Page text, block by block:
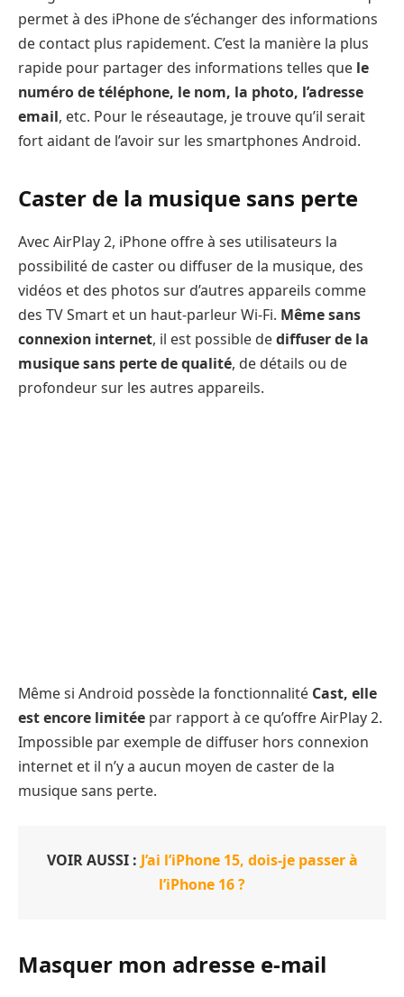
permet à des iPhone de s’échanger des informations
de contact plus rapidement. C’est la manière la plus
rapide pour partager des informations telles que le
numéro de téléphone, le nom, la photo, l’adresse
email, etc. Pour le réseautage, je trouve qu’il serait
fort aidant de l’avoir sur les smartphones Android.
Caster de la musique sans perte
Avec AirPlay 2, iPhone offre à ses utilisateurs la
possibilité de caster ou diffuser de la musique, des
vidéos et des photos sur d’autres appareils comme
des TV Smart et un haut-parleur Wi-Fi. Même sans
connexion internet, il est possible dediffuser de la
musique sans perte de qualité, de détails ou de
profondeur sur les autres appareils.
Même si Android possède la fonctionnalité Cast, elle
est encore limitée par rapport à ce qu’offre AirPlay 2.
Impossible par exemple de diffuser hors connexion
internet et il n’y a aucun moyen de caster de la
musique sans perte.
VOIR AUSSI : J’ai l’iPhone 15, dois-je passer à
l’iPhone 16 ?
Masquer mon adresse e-mail